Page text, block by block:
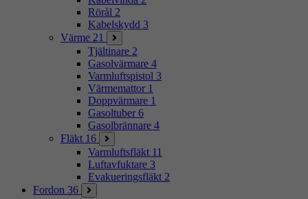
Rörål 2
Kabelskydd 3
Värme 21
Tjältinare 2
Gasolvärmare 4
Varmluftspistol 3
Värmemattor 1
Doppvärmare 1
Gasoltuber 6
Gasolbrännare 4
Fläkt 16
Varmluftsfläkt 11
Luftavfuktare 3
Evakueringsfläkt 2
Fordon 36